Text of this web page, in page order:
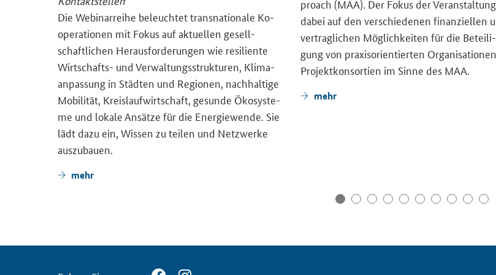
Die We­bi­nar­rei­he be­leuch­tet trans­na­tio­na­le Ko­
ope­ra­tio­nen mit Fokus auf ak­tu­el­len ge­sell­
schaft­li­chen Her­aus­for­de­run­gen wie re­si­li­en­te
Wirtschafts-​ und Ver­wal­tungs­struk­tu­ren, Kli­ma­
an­pas­sung in Städ­ten und Re­gio­nen, nach­hal­ti­ge
Mo­bi­li­tät, Kreis­lauf­wirt­schaft, ge­sun­de Öko­sys­te­
me und lo­ka­le An­sät­ze für die En­er­gie­wen­de. Sie
lädt dazu ein, Wis­sen zu tei­len und Netz­wer­ke
aus­zu­bau­en.
mehr
proach (MAA). Der Fokus der
dabei auf den ver­schie­de­nen fi­nan­zi­el­len
ver­trag­li­chen Mög­lich­kei­ten für die Be­tei­li­
gung von pra­xis­ori­en­tier­ten
Pro­jekt­kon­sor­ti­en im Sinne des MAA.
mehr